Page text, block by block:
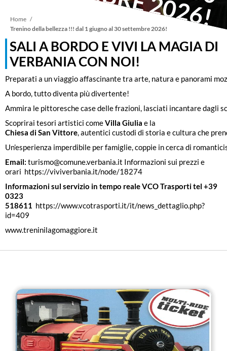
Briciole
di
pane
Home
Trenino della bellezza !!! dal 1 giugno al 30 settembre 2026!
SALI A BORDO E VIVI LA MAGIA DI
VERBANIA CON NOI!
Preparati a un viaggio affascinante tra arte, natura e panorami
A bordo, tutto diventa più divertente!
Ammira le pittoresche case delle frazioni, lasciati incantare dagli
Scoprirai tesori artistici comeVilla Giulia e la
Chiesa di San Vittore, autentici custodi di storia e cultura che
Un’esperienza imperdibile per famiglie, coppie in cerca di
Email: turismo@comune.verbania.it Informazioni sui prezzi e
orari https://viviverbania.it/node/18274
Informazioni sul servizio in tempo reale VCO Trasporti tel +39
0323
518611 https://www.vcotrasporti.it/it/news_dettaglio.php?
id=409
www.treninilagomaggiore.it